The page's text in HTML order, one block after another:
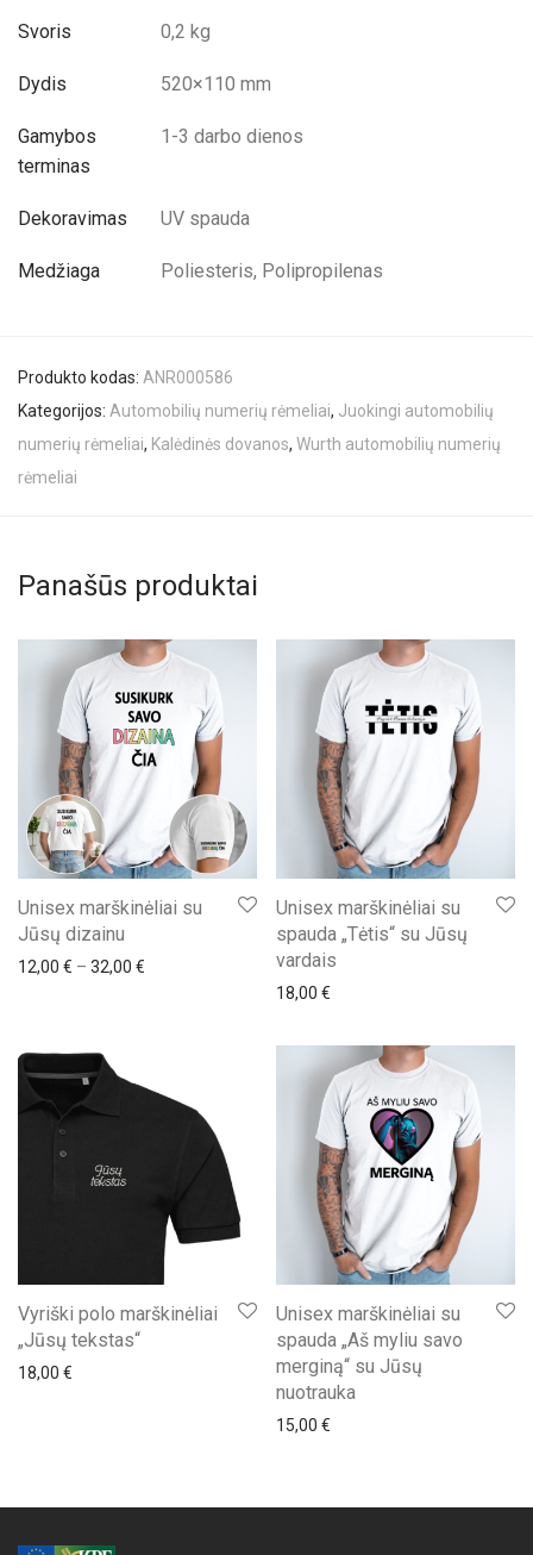
Svoris 0,2 kg
Dydis 520×110 mm
Gamybos
terminas
1-3 darbo dienos
Dekoravimas UV spauda
Medžiaga Poliesteris, Polipropilenas
Produkto kodas: ANR000586
Kategorijos: Automobilių numerių rėmeliai, Juokingi automobilių
numerių rėmeliai, Kalėdinės dovanos, Wurth automobilių numerių
rėmeliai
Panašūs produktai
Unisex marškinėliai su
Jūsų dizainu
12,00 € – 32,00 € Price range: 12,00 € through 32,00 €
Unisex marškinėliai su
spauda „Tėtis“ su Jūsų
vardais
18,00 €
Vyriški polo marškinėliai
„Jūsų tekstas“
18,00 €
Unisex marškinėliai su
spauda „Aš myliu savo
merginą“ su Jūsų
nuotrauka
15,00 €